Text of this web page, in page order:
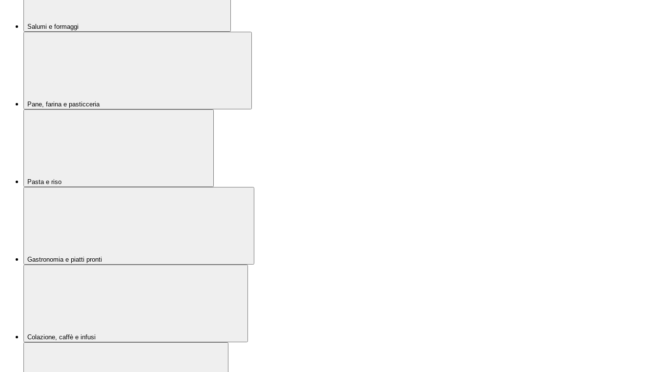
Salumi e formaggi
Pane, farina e pasticceria
Pasta e riso
Gastronomia e piatti pronti
Colazione, caffè e infusi